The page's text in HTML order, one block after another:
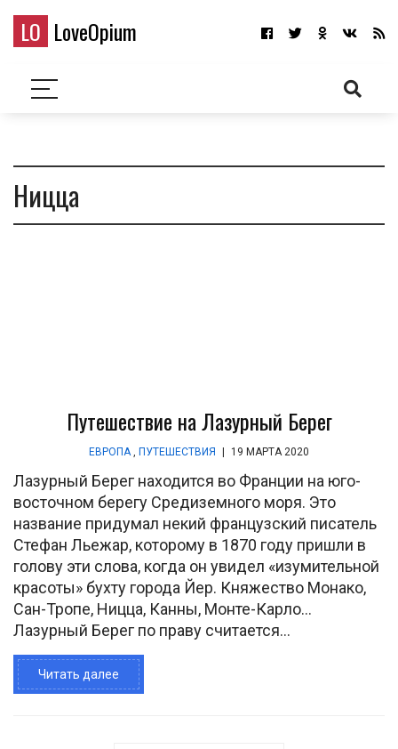
LO LoveOpium
Ницца
Путешествие на Лазурный Берег
ЕВРОПА, ПУТЕШЕСТВИЯ 19 МАРТА 2020
Лазурный Берег находится во Франции на юго-
восточном берегу Средиземного моря. Это
название придумал некий французский писатель
Стефан Льежар, которому в 1870 году пришли в
голову эти слова, когда он увидел «изумительной
красоты» бухту города Йер. Княжество Монако,
Сан-Тропе, Ницца, Канны, Монте-Карло…
Лазурный Берег по праву считается...
Читать далее